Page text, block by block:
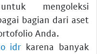
mengoleksi
bagian dari aset
Anda.
idr karena banyak